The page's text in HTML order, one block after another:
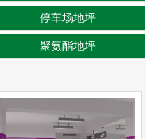
停车场地坪
聚氨酯地坪
停车场环氧地坪
停车场地坪